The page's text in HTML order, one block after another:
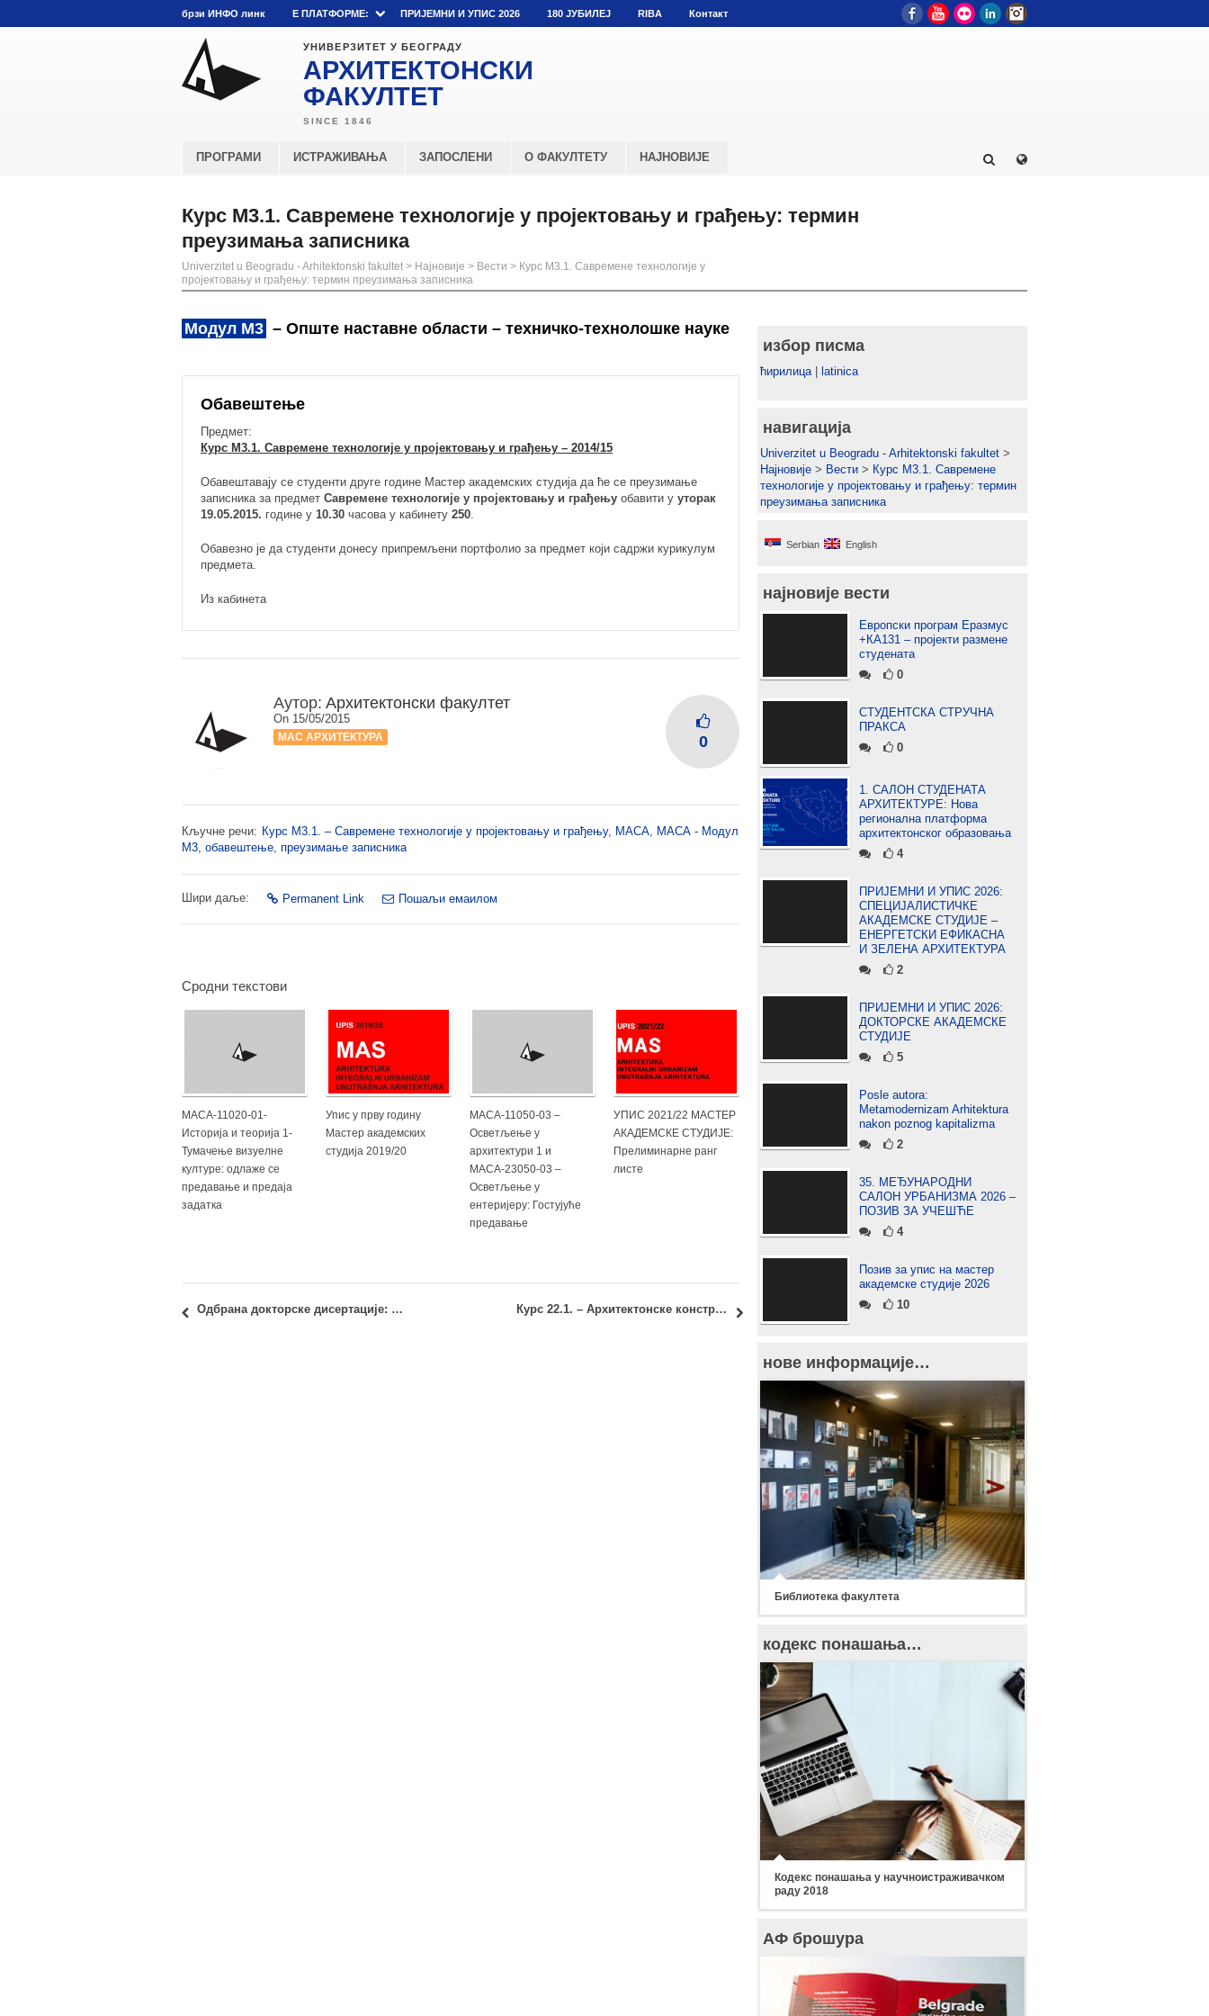
брзи ИНФО линк E ПЛАТФОРМЕ: ПРИЈЕМНИ И УПИС 2026 180 ЈУБИЛЕЈ RIBA Контакт FacebookYouTube
Flickr LinkedIn
УНИВЕРЗИТЕТ У БЕОГРАДУ
АРХИТЕКТОНСКИ
ФАКУЛТЕТ
ПРОГРАМИ ИСТРАЖИВАЊА ЗАПОСЛЕНИ О ФАКУЛТЕТУ НАЈНОВИЈЕ
Курс М3.1. Савремене технологије у пројектовању и грађењу: термин
преузимања записника
Univerzitet u Beogradu - Arhitektonski fakultet > Најновије > Вести > Курс М3.1. Савремене технологије у
пројектовању и грађењу: термин преузимања записника
Модул М3 – Опште наставне области – техничко-технолошке науке
Обавештење
Предмет:
Курс М3.1. Савремене технологије у пројектовању и грађењу – 2014/15
Обавештавају се студенти друге године Мастер академских студија да ће се преузимање
записника за предмет Савремене технологије у пројектовању и грађењу обавити у уторак
19.05.2015. године у 10.30 часова у кабинету 250.
Обавезно је да студенти донесу припремљени портфолио за предмет који садржи курикулум
предмета.
Из кабинета
Аутор: Архитектонски факултет
On 15/05/2015
МАС АРХИТЕКТУРА 0
Кључне речи: Курс М3.1. – Савремене технологије у пројектовању и грађењу, МАСА, МАСА - Модул
М3, обавештење, преузимање записника
Шири даље: Permanent Link Пошаљи емаилом
Сродни текстови
МАСА-11020-01-
Историја и теорија 1-
Тумачење визуелне
културе: одлаже се
предавање и предаја
задатка
Упис у прву годину
Мастер академских
студија 2019/20
МАСА-11050-03 –
Осветљење у
архитектури 1 и
МАСА-23050-03 –
Осветљење у
ентеријеру: Гостујуће
предавање
УПИС 2021/22 МАСТЕР
АКАДЕМСКЕ СТУДИЈЕ:
Прелиминарне ранг
листе
Одбрана докторске дисертације: Александра Чабаркапа, маст.инж.арх Курс 22.1. – Архитектонске конструкције 3: термин преузимања записника
избор писма
ћирилица| latinica
навигација
Univerzitet u Beogradu - Arhitektonski fakultet >
Најновије > Вести > Курс М3.1. Савремене
технологије у пројектовању и грађењу: термин
преузимања записника
Serbian English
најновије вести
Европски програм Еразмус
+КА131 – пројекти размене
студената
0
СТУДЕНТСКА СТРУЧНА
ПРАКСА
0
1. САЛОН СТУДЕНАТА
АРХИТЕКТУРЕ: Нова
регионална платформа
архитектонског образовања
4
ПРИЈЕМНИ И УПИС 2026:
СПЕЦИЈАЛИСТИЧКЕ
АКАДЕМСКЕ СТУДИЈЕ –
ЕНЕРГЕТСКИ ЕФИКАСНА
И ЗЕЛЕНА АРХИТЕКТУРА
2
ПРИЈЕМНИ И УПИС 2026:
ДОКТОРСКЕ АКАДЕМСКЕ
СТУДИЈЕ
5
Posle autora:
Metamodernizam Arhitektura
nakon poznog kapitalizma
2
35. МЕЂУНАРОДНИ
САЛОН УРБАНИЗМА 2026 –
ПОЗИВ ЗА УЧЕШЋЕ
4
Позив за упис на мастер
академске студије 2026
10
нове информације…
Библиотека факултета
кодекс понашања…
Кодекс понашања у научноистраживачком
раду 2018
АФ брошура